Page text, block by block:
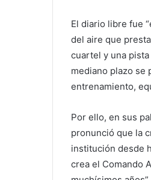
El diario libre fue
del aire que
cuartel y una
mediano plazo se
entrenamiento,
Por ello, en sus
pronunció que la
institución desde
crea el Comando